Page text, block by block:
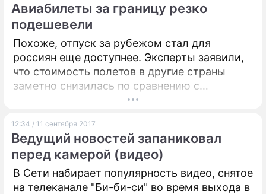
Авиабилеты за границу резко
подешевели
Похоже, отпуск за рубежом стал для
россиян еще доступнее. Эксперты заявили,
что стоимость полетов в другие страны
заметно снизилась по сравнению с
12:34 / 11 сентября 2017
Ведущий новостей запаниковал
перед камерой (видео)
В Сети набирает популярность видео, снятое
на телеканале "Би-би-си" во время выхода в